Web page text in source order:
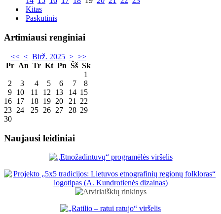
Kitas
Paskutinis
Artimiausi renginiai
<< < Birž. 2025 > >>
Pr An Tr Kt Pn Šš Sk
1
2
3 4 5 6 7
8
9 10 11 12 13 14 15
16 17 18 19 20 21
22
23 24 25 26 27 28 29
30
Naujausi leidiniai